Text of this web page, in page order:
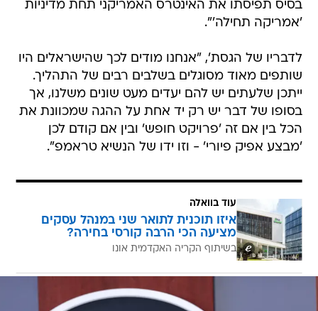
בסיס תפיסתו את האינטרס האמריקני תחת מדיניות
'אמריקה תחילה'".
לדבריו של הגסת', "אנחנו מודים לכך שהישראלים היו
שותפים מאוד מסוגלים בשלבים רבים של התהליך.
ייתכן שלעתים יש להם יעדים מעט שונים משלנו, אך
בסופו של דבר יש רק יד אחת על ההגה שמכוונת את
הכל בין אם זה 'פרויקט חופש' ובין אם קודם לכן
'מבצע אפיק פיורי' - וזו ידו של הנשיא טראמפ".
עוד בוואלה
איזו תוכנית לתואר שני במנהל עסקים
מציעה הכי הרבה קורסי בחירה?
בשיתוף הקריה האקדמית אונו